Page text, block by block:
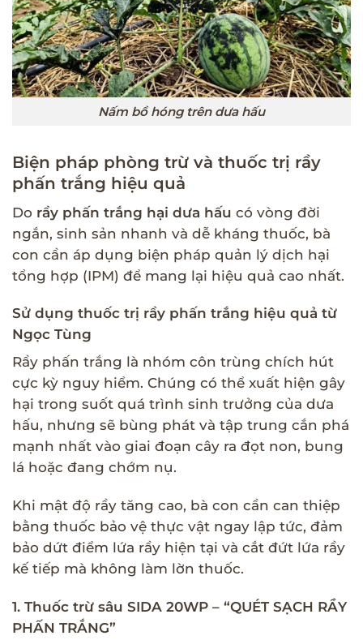
Nấm bồ hóng trên dưa hấu
Biện pháp phòng trừ và thuốc trị rầy
phấn trắng hiệu quả
Do rầy phấn trắng hại dưa hấu có vòng đời
ngắn, sinh sản nhanh và dễ kháng thuốc, bà
con cần áp dụng biện pháp quản lý dịch hại
tổng hợp (IPM) để mang lại hiệu quả cao nhất.
Sử dụng thuốc trị rầy phấn trắng hiệu quả từ
Ngọc Tùng
Rầy phấn trắng là nhóm côn trùng chích hút
cực kỳ nguy hiểm. Chúng có thể xuất hiện gây
hại trong suốt quá trình sinh trưởng của dưa
hấu, nhưng sẽ bùng phát và tập trung cắn phá
mạnh nhất vào giai đoạn cây ra đọt non, bung
lá hoặc đang chớm nụ.
Khi mật độ rầy tăng cao, bà con cần can thiệp
bằng thuốc bảo vệ thực vật ngay lập tức, đảm
bảo dứt điểm lứa rầy hiện tại và cắt đứt lứa rầy
kế tiếp mà không làm lờn thuốc.
1. Thuốc trừ sâu SIDA 20WP – “QUÉT SẠCH RẦY
PHẤN TRẮNG”